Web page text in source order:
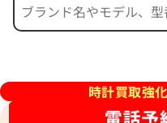
時計買取強